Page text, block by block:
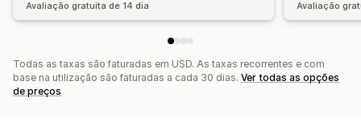
Avaliação gratuita de 14 dia Avaliação
Todas as taxas são faturadas em USD. As taxas recorrentes e com
base na utilização são faturadas a cada 30 dias. Ver todas as opções
de preços